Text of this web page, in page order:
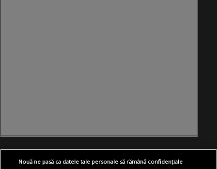
Nouă ne pasă ca datele tale personale să rămână confidențiale